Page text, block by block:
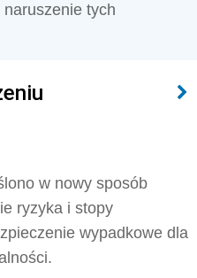
naruszenie tych
w nowy sposób
ryzyka i stopy
wypadkowe dla